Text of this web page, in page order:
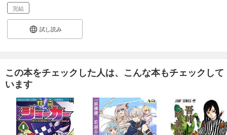
完結
試し読み
この本をチェックした人は、こんな本もチェックして
います